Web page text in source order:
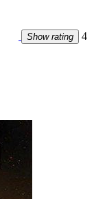
Show rating
4